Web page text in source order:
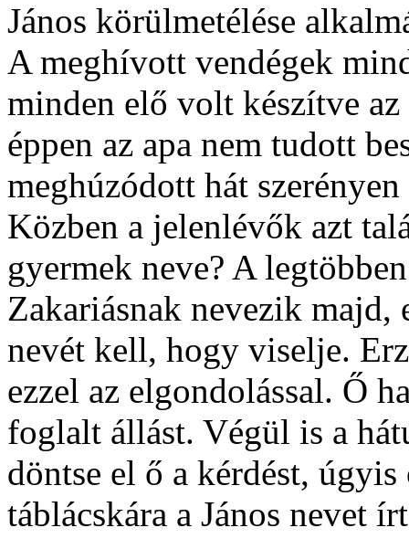
János körülmetélése
A meghívott vendégek
minden elő volt készítve az
éppen az apa nem tudott
meghúzódott hát
Közben a jelenlévők azt
gyermek neve? A
Zakariásnak nevezik majd,
nevét kell, hogy viselje.
ezzel az elgondolással. Ő
foglalt állást. Végül is a
döntse el ő a kérdést,
táblácskára a János nevet